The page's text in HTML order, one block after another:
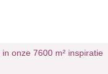
in onze 7600 m² inspiratie